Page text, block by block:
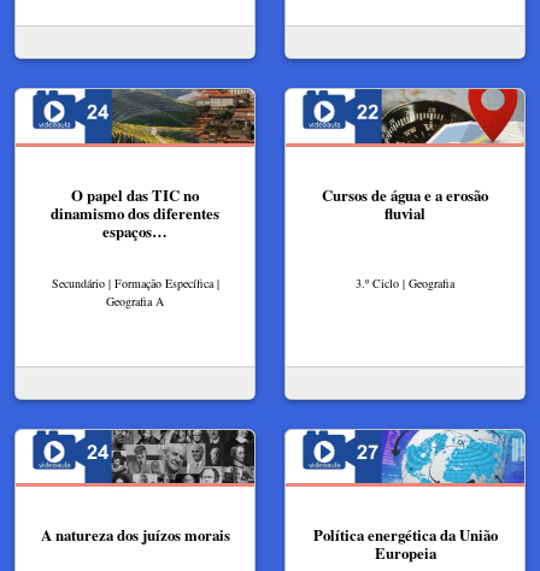
O papel das TIC no
dinamismo dos diferentes
espaços…
Secundário | Formação Específica |
Geografia A
Cursos de água e a erosão
fluvial
3.º Ciclo | Geografia
A natureza dos juízos morais
Política energética da União
Europeia